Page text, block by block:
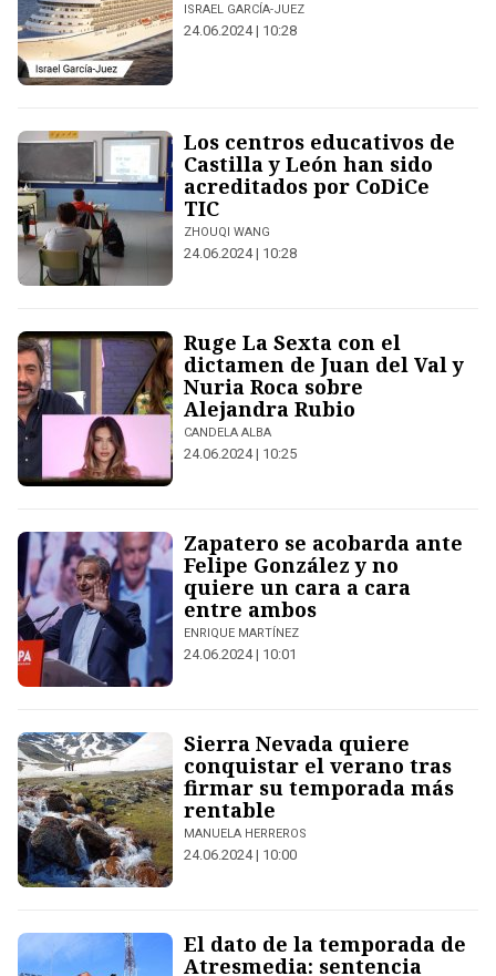
ISRAEL GARCÍA-JUEZ
24.06.2024 | 10:28
Los centros educativos de
Castilla y León han sido
acreditados por CoDiCe
TIC
ZHOUQI WANG
24.06.2024 | 10:28
Ruge La Sexta con el
dictamen de Juan del Val y
Nuria Roca sobre
Alejandra Rubio
CANDELA ALBA
24.06.2024 | 10:25
Zapatero se acobarda ante
Felipe González y no
quiere un cara a cara
entre ambos
ENRIQUE MARTÍNEZ
24.06.2024 | 10:01
Sierra Nevada quiere
conquistar el verano tras
firmar su temporada más
rentable
MANUELA HERREROS
24.06.2024 | 10:00
El dato de la temporada de
Atresmedia: sentencia